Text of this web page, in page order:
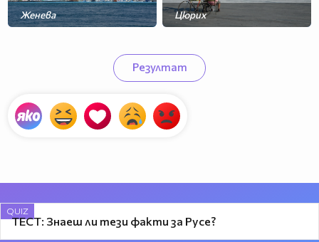
Женева Цюрих
Берн Базел
Резултат
QUIZ
ТЕСТ: Знаеш ли тези факти за Русе?